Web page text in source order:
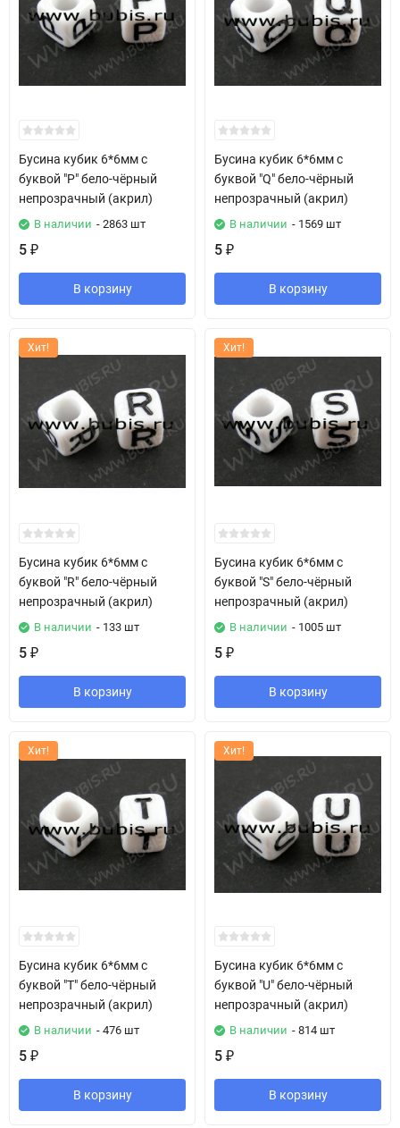
Бусина кубик 6*6мм с
буквой "P" бело-чёрный
непрозрачный (акрил)
В наличии - 2863 шт
5 ₽
В корзину
Бусина кубик 6*6мм с
буквой "Q" бело-чёрный
непрозрачный (акрил)
В наличии - 1569 шт
5 ₽
В корзину
Хит!
Бусина кубик 6*6мм с
буквой "R" бело-чёрный
непрозрачный (акрил)
В наличии - 133 шт
5 ₽
В корзину
Хит!
Бусина кубик 6*6мм с
буквой "S" бело-чёрный
непрозрачный (акрил)
В наличии - 1005 шт
5 ₽
В корзину
Хит!
Бусина кубик 6*6мм с
буквой "T" бело-чёрный
непрозрачный (акрил)
В наличии - 476 шт
5 ₽
В корзину
Хит!
Бусина кубик 6*6мм с
буквой "U" бело-чёрный
непрозрачный (акрил)
В наличии - 814 шт
5 ₽
В корзину